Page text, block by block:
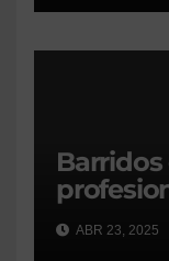
ABR 23, 2025